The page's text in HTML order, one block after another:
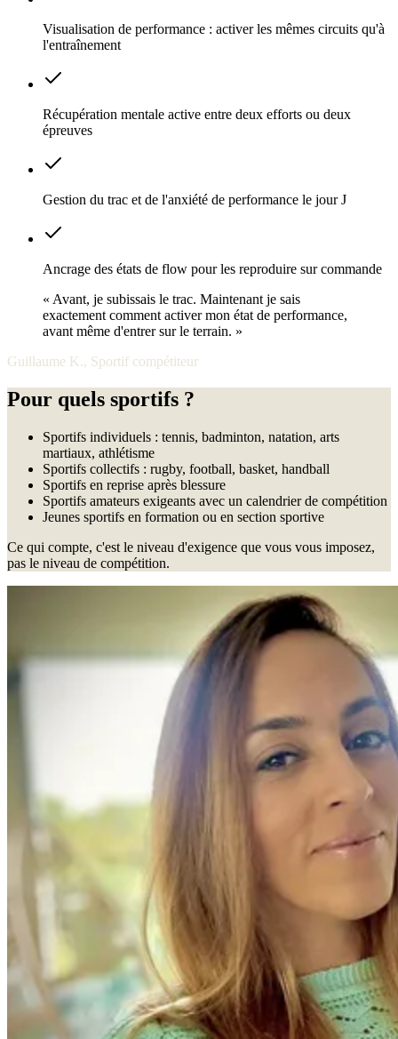
Visualisation de performance : activer les mêmes circuits qu'à
l'entraînement
Récupération mentale active entre deux efforts ou deux
épreuves
Gestion du trac et de l'anxiété de performance le jour J
Ancrage des états de flow pour les reproduire sur commande
« Avant, je subissais le trac. Maintenant je sais
exactement comment activer mon état de performance,
avant même d'entrer sur le terrain. »
Guillaume K., Sportif compétiteur
Pour quels sportifs ?
Sportifs individuels : tennis, badminton, natation, arts
martiaux, athlétisme
Sportifs collectifs : rugby, football, basket, handball
Sportifs en reprise après blessure
Sportifs amateurs exigeants avec un calendrier de compétition
Jeunes sportifs en formation ou en section sportive
Ce qui compte, c'est le niveau d'exigence que vous vous imposez,
pas le niveau de compétition.